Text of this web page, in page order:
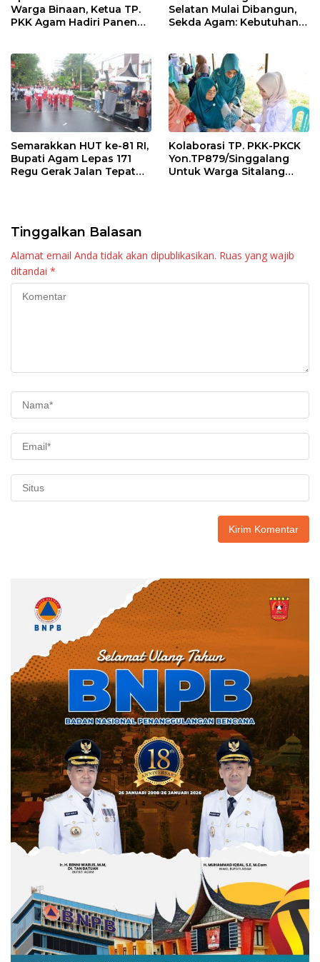
Warga Binaan, Ketua TP.
PKK Agam Hadiri Panen
Selatan Mulai Dibangun,
Sekda Agam: Kebutuhan
Semarakkan HUT ke-81 RI,
Bupati Agam Lepas 171
Regu Gerak Jalan Tepat
Kolaborasi TP. PKK-PKCK
Yon.TP879/Singgalang
Untuk Warga Sitalang
Tinggalkan Balasan
Alamat email Anda tidak akan dipublikasikan. Ruas yang wajib
ditandai *